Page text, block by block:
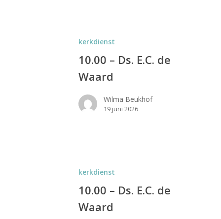
kerkdienst
10.00 – Ds. E.C. de
Waard
Wilma Beukhof
19 juni 2026
kerkdienst
10.00 – Ds. E.C. de
Waard